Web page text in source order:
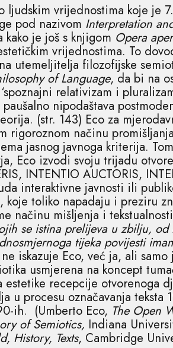
ljudskim vrijednostima koje je
pod nazivom Interpretation
kako je još s knjigom Opera
vrijednostima. To
utemeljitelja filozofijske
of Language, da bi na
relativizam i
nipodaštava
(str. 143) Eco za
rigoroznom načinu
jasnog javnoga kriterija.
Eco izvodi svoju trijadu
INTENTIO AUCTORIS,
interaktivne javnosti ili
koje toliko napadaju i preziru
načinu mišljenja i
se istina prelijeva u zbilju,
tijeka povijesti
iskazuje Eco, već ja, ali
usmjerena na koncept
estetike recepcije otvorenoga
u procesu označavanja teksta
ih. (Umberto Eco, The Open
of Semiotics, Indiana
History, Texts, Cambridge